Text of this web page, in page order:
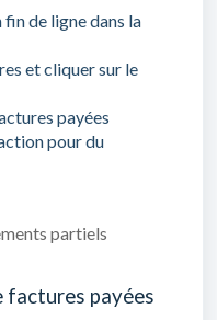
de ligne dans la
et cliquer sur le
payées
pour du
partiels
factures payées